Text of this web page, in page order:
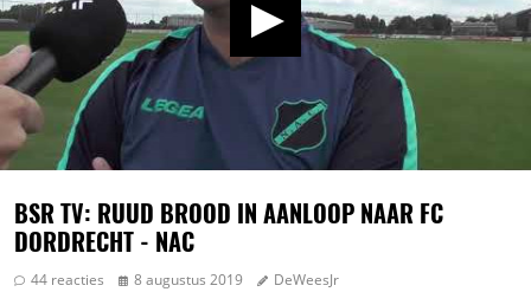
BSR TV: RUUD BROOD IN AANLOOP NAAR FC
DORDRECHT - NAC
44 reacties 8 augustus 2019 DeWeesJr